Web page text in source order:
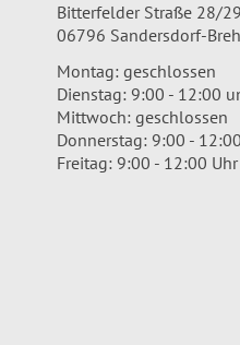
Bitterfelder Straße 28/29
06796 Sandersdorf-
Montag: geschlossen
Dienstag: 9:00 - 12:00
Mittwoch: geschlossen
Donnerstag: 9:00 -
Freitag: 9:00 - 12:00 Uhr